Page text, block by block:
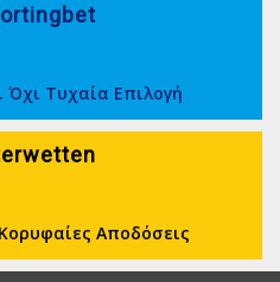
Τυχαία Επιλογή
Αποδόσεις